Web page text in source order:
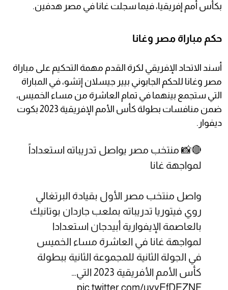
بكأس أمم إفريقيا، فيما سجلت غانا في مصر هدفين.
حكم مباراة مصر وغانا
أسند الاتحاد الإفريقي لكرة القدم مهمة التحكيم على مباراة
مصر وغانا للحكم الجابوني بيير جيسلان إتشو، في المباراة
التي ستجمع بينهما في تمام العاشرة من مساء الخميس،
ضمن منافسات بطولة كأس الأمم الإفريقية 2023 بكوت
ديفوار.
🔴📸 منتخب مصر يواصل تدريباته استعداداً
لمواجهة غانا
واصل منتخب مصر الأول بقيادة البرتغالي
روي فيتوريا تدريباته بملعب جاردان بوتانيك
بالعاصمة الإيفوارية أبيدجان استعدادا
لمواجهة غانا في العاشرة مساء الخميس
في الجولة الثانية للمجموعة الثانية ببطولة
كأس الأمم الأفريقية 2023 التي…
pic.twitter.com/uvyEfDEZNF